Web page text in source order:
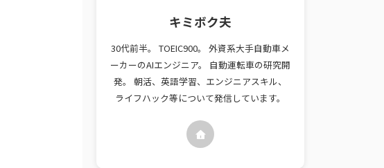
キミボク夫
30代前半。 TOEIC900。 外資系大手自動車メ
ーカーのAIエンジニア。 自動運転車の研究開
発。 朝活、英語学習、エンジニアスキル、
ライフハック等について発信しています。